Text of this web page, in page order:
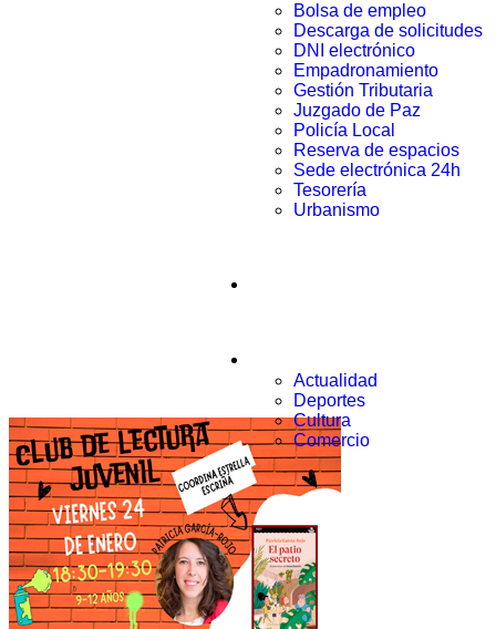
Bolsa de empleo
Descarga de solicitudes
DNI electrónico
Empadronamiento
Gestión Tributaria
Juzgado de Paz
Policía Local
Reserva de espacios
Sede electrónica 24h
Tesorería
Urbanismo
Actualidad
Deportes
Cultura
Comercio